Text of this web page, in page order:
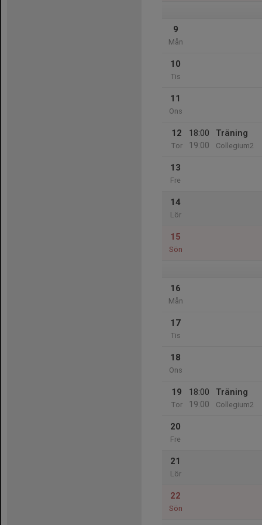
9
Mån
10
Tis
11
Ons
12
Tor
18:00
19:00
Träning
Collegium2
13
Fre
14
Lör
15
Sön
16
Mån
17
Tis
18
Ons
19
Tor
18:00
19:00
Träning
Collegium2
20
Fre
21
Lör
22
Sön